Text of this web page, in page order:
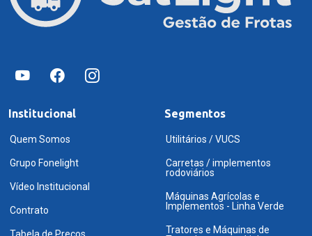
Institucional
Quem Somos
Grupo Fonelight
Vídeo Institucional
Contrato
Segmentos
Utilitários / VUCS
Carretas / implementos
rodoviários
Máquinas Agrícolas e
Implementos - Linha Verde
Tratores e Máquinas de